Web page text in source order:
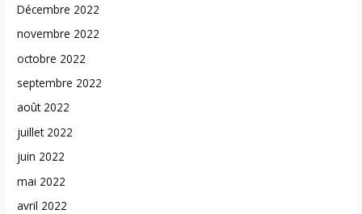
Décembre 2022
novembre 2022
octobre 2022
septembre 2022
août 2022
juillet 2022
juin 2022
mai 2022
avril 2022